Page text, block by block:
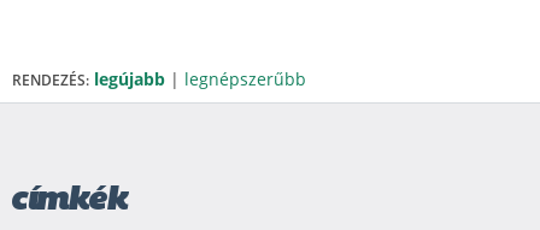
RENDEZÉS: legújabb | legnépszerűbb
címkék